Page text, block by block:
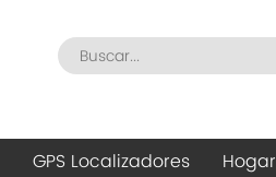
GPS Localizadores Hogar